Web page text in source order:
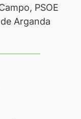
PSOE
Arganda